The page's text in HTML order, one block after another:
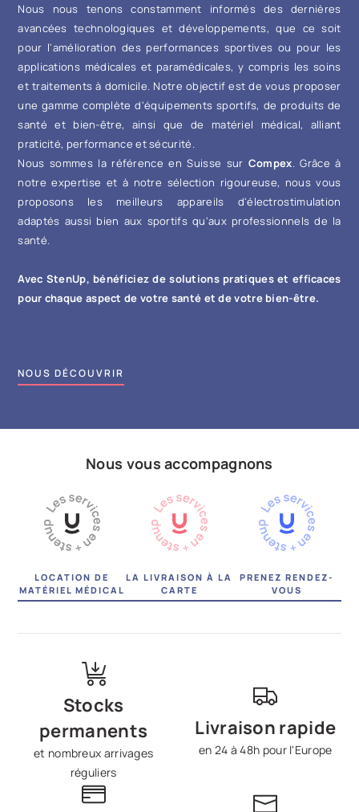
Nous nous tenons constamment informés des dernières
avancées technologiques et développements, que ce soit
pour l'amélioration des performances sportives ou pour les
applications médicales et paramédicales, y compris les soins
et traitements à domicile. Notre objectif est de vous proposer
une gamme complète d'équipements sportifs, de produits de
santé et bien-être, ainsi que de matériel médical, alliant
praticité, performance et sécurité.
Nous sommes la référence en Suisse sur Compex. Grâce à
notre expertise et à notre sélection rigoureuse, nous vous
proposons les meilleurs appareils d'électrostimulation
adaptés aussi bien aux sportifs qu'aux professionnels de la
santé.
Avec StenUp, bénéficiez de solutions pratiques et efficaces
pour chaque aspect de votre santé et de votre bien-être.
NOUS DÉCOUVRIR
Nous vous accompagnons
LOCATION DE
MATÉRIEL MÉDICAL
LA LIVRAISON À LA
CARTE
PRENEZ RENDEZ-
VOUS
Stocks
permanents
et nombreux arrivages
réguliers
Livraison rapide
en 24 à 48h pour l'Europe